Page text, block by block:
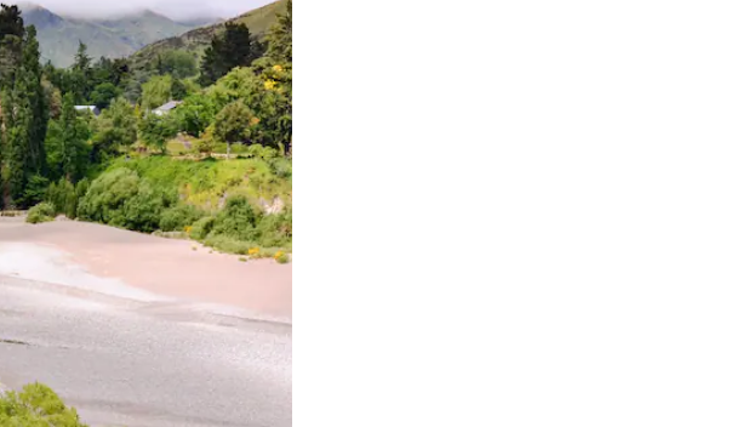
ou en appuyant et en faisant glisser.